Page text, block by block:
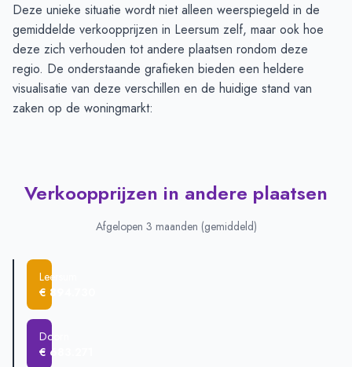
Deze unieke situatie wordt niet alleen weerspiegeld in de
gemiddelde verkoopprijzen in Leersum zelf, maar ook hoe
deze zich verhouden tot andere plaatsen rondom deze
regio. De onderstaande grafieken bieden een heldere
visualisatie van deze verschillen en de huidige stand van
zaken op de woningmarkt:
Verkoopprijzen in andere plaatsen
Afgelopen 3 maanden (gemiddeld)
Leersum
€ 894.730
Doorn
€ 683.271